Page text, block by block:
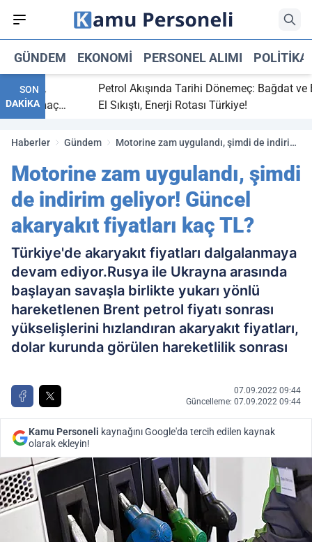
GÜNDEM EKONOMI PERSONEL ALIMI POLITIKA
SON
DAKİKA
bitti,
maç
Petrol Akışında Tarihi Dönemeç: Bağdat ve
El Sıkıştı, Enerji Rotası Türkiye!
Haberler Gündem
Motorine zam uygulandı, şimdi de indirim
Motorine zam uygulandı, şimdi
de indirim geliyor! Güncel
akaryakıt fiyatları kaç TL?
Türkiye'de akaryakıt fiyatları dalgalanmaya
devam ediyor.Rusya ile Ukrayna arasında
başlayan savaşla birlikte yukarı yönlü
hareketlenen Brent petrol fiyatı sonrası
yükselişlerini hızlandıran akaryakıt fiyatları,
dolar kurunda görülen hareketlilik sonrası
07.09.2022 09:44
Güncelleme: 07.09.2022 09:44
Kamu Personeli kaynağını Google'da tercih edilen kaynak
olarak ekleyin!